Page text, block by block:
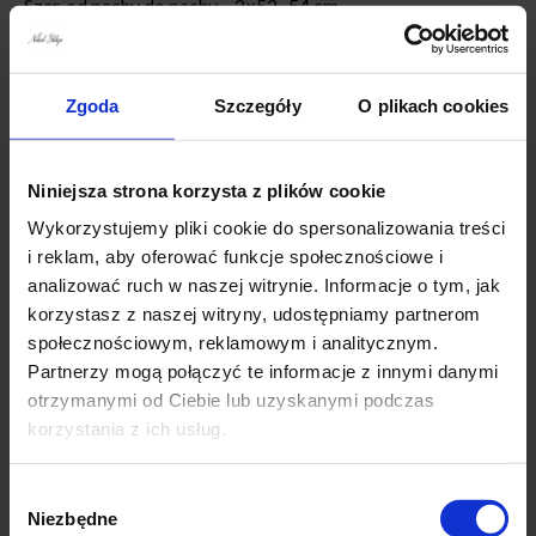
Zgoda Szczegóły O plikach cookies
Niniejsza strona korzysta z plików cookie
Wykorzystujemy pliki cookie do spersonalizowania treści
i reklam, aby oferować funkcje społecznościowe i
analizować ruch w naszej witrynie. Informacje o tym, jak
korzystasz z naszej witryny, udostępniamy partnerom
społecznościowym, reklamowym i analitycznym.
Partnerzy mogą połączyć te informacje z innymi danymi
otrzymanymi od Ciebie lub uzyskanymi podczas
korzystania z ich usług.
zgody
Niezbędne
Szer. od pachy do pachy – 2×52 -54 cm,
Szer. w talii – 2×56 cm
Wymiary XL (42) :
Dł. całkowita tył/przód 68/73 cm
Szer. od pachy do pachy – 2x 56 -57 cm,
Szer. w talii – 2×59 cm
Szer. w biodrach – 2 x62 cm
Wymiary 2XL (44) :
Dł. całkowita tył/przód 70/75cm
Szer. od pachy do pachy – 2×58-59 cm,
Szer. w talii – 2×62 cm
Szer. w biodrach – 2 x65cm
Szer. od pachy do pachy – 2×60-62 cm,